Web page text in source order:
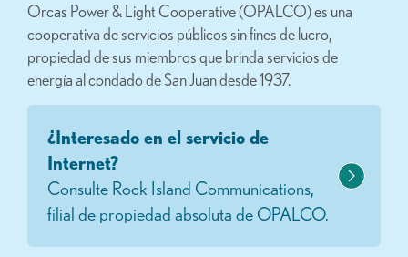
Orcas Power & Light Cooperative (OPALCO) es una
cooperativa de servicios públicos sin fines de lucro,
propiedad de sus miembros que brinda servicios de
energía al condado de San Juan desde 1937.
¿Interesado en el servicio de
Internet?
Consulte Rock Island Communications,
filial de propiedad absoluta de OPALCO.